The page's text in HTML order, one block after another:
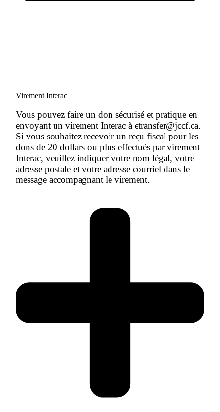
Virement Interac
Vous pouvez faire un don sécurisé et pratique en
envoyant un virement Interac à etransfer@jccf.ca.
Si vous souhaitez recevoir un reçu fiscal pour les
dons de 20 dollars ou plus effectués par virement
Interac, veuillez indiquer votre nom légal, votre
adresse postale et votre adresse courriel dans le
message accompagnant le virement.